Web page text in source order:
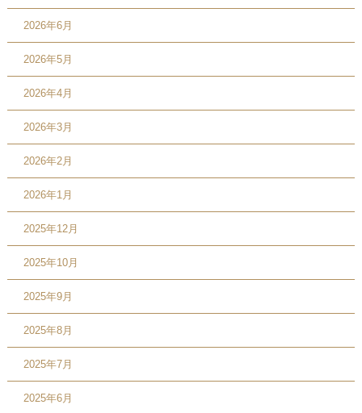
2026年6月
2026年5月
2026年4月
2026年3月
2026年2月
2026年1月
2025年12月
2025年10月
2025年9月
2025年8月
2025年7月
2025年6月